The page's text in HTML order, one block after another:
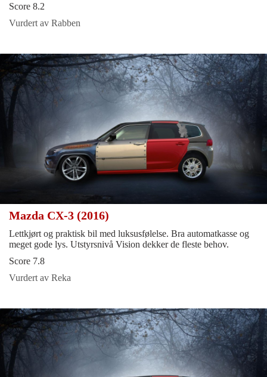
Score 8.2
Vurdert av Rabben
Mazda CX-3 (2016)
Lettkjørt og praktisk bil med luksusfølelse. Bra automatkasse og
meget gode lys. Utstyrsnivå Vision dekker de fleste behov.
Score 7.8
Vurdert av Reka